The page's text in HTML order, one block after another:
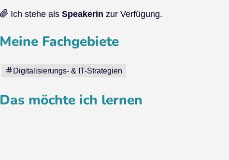
Ich stehe als Speakerin zur Verfügung.
Meine Fachgebiete
Digitalisierungs- & IT-Strategien
Das möchte ich lernen